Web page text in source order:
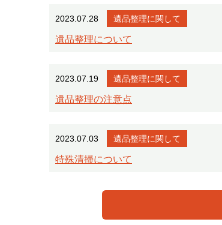
2023.07.28 遺品整理に関して
遺品整理について
2023.07.19 遺品整理に関して
遺品整理の注意点
2023.07.03 遺品整理に関して
特殊清掃について